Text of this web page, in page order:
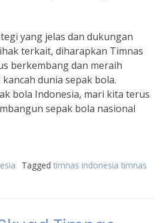
yang jelas dan dukungan
terkait, diharapkan Timnas
berkembang dan meraih
dunia sepak bola.
bola Indonesia, mari kita terus
sepak bola nasional
Tagged timnas indonesia timnas